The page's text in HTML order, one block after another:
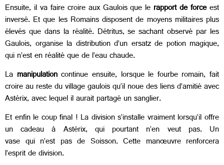
Ensuite, il va faire croire aux Gaulois que le rapport de forceest
inversé. Et que les Romains disposent de moyens militaires plus
élevés que dans la réalité. Détritus, se sachant observé par les
Gaulois, organise la distribution d’un ersatz de potion magique,
qui n’est en réalité que de l’eau chaude.
La manipulationcontinue ensuite, lorsque le fourbe romain, fait
croire au reste du village gaulois qu’il noue des liens d’amitié avec
Astérix, avec lequel il aurait partagé un sanglier.
Et enfin le coup final ! Ladivision s’installe vraiment lorsqu’il offre
un cadeau à Astérix, qui pourtant n’en veut pas. Un
vase qui n’est pas de Soisson. Cette manœuvre renforcera
l’esprit de division.